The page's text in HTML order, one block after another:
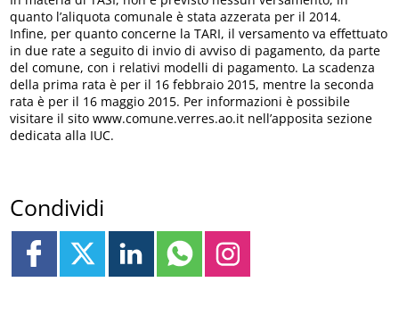
quanto l’aliquota comunale è stata azzerata per il 2014.
Infine, per quanto concerne la TARI, il versamento va effettuato
in due rate a seguito di invio di avviso di pagamento, da parte
del comune, con i relativi modelli di pagamento. La scadenza
della prima rata è per il 16 febbraio 2015, mentre la seconda
rata è per il 16 maggio 2015. Per informazioni è possibile
visitare il sito www.comune.verres.ao.it nell’apposita sezione
dedicata alla IUC.
Condividi